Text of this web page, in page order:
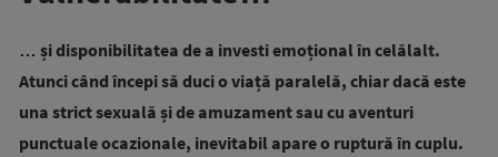
… și disponibilitatea de a investi emoțional în celălalt.
Atunci când începi să duci o viață paralelă, chiar dacă este
una strict sexuală și de amuzament sau cu aventuri
punctuale ocazionale, inevitabil apare o ruptură în cuplu.